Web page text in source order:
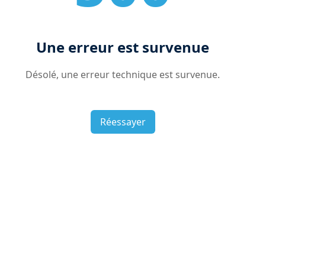
Une erreur est survenue
Désolé, une erreur technique est survenue.
Réessayer